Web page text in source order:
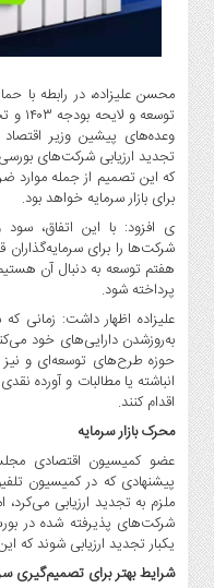
و
خودرو
استارت
آپ
و
فن
آوری
بانک
،
بیمه
و
ارز
دیجیتال
کشاورزی
و
صنایع
غذایی
سیاسی
و
بین
الملل
محسن علیزاده، در رابطه با
وعده‌های پیشین وزیر
که این تصمیم از جمله
برای بازار سرمایه خواهد بود.
ی افزود: با این اتفاق،
شرکت‌ها را برای سرمایه‌گذاران
پرداخته شود.
علیزاده اظهار داشت: زمانی
به‌روزشدن دارایی‌های خود
حوزه طرح‌های توسعه‌ای و نیز
انباشته یا مطالبات و آورده
اقدام کنند.
محرک بازار سرمایه
عضو کمیسیون اقتصادی
پیشنهادی که در کمیسیون
ملزم به تجدید ارزیابی
شرکت‌های پذیرفته شده در
یکبار تجدید ارزیابی شوند که
شرایط بهتر برای تصمیم‌گیری